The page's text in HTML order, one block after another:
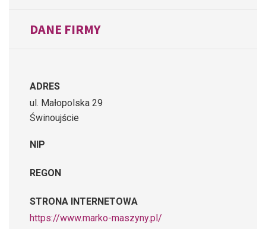
DANE FIRMY
ADRES
ul. Małopolska 29
Świnoujście
NIP
REGON
STRONA INTERNETOWA
https://www.marko-maszyny.pl/